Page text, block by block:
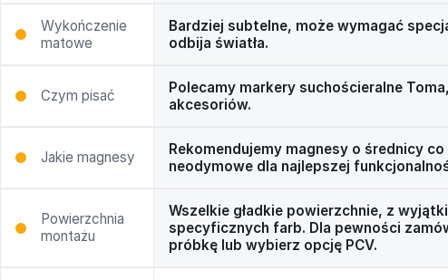
Wykończenie
matowe
Bardziej subtelne, może wymagać
odbija światła.
Czym pisać
Polecamy markery suchościeralne
akcesoriów.
Jakie magnesy
Rekomendujemy magnesy o średnicy
neodymowe dla najlepszej
Powierzchnia
montażu
Wszelkie gładkie powierzchnie, z
specyficznych farb. Dla pewności
próbkę lub wybierz opcję PCV.